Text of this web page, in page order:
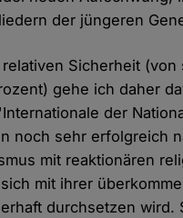
der jüngeren
Sicherheit (von
gehe ich daher
der
noch sehr erfolgreich
mit reaktionären
mit ihrer
durchsetzen wird.